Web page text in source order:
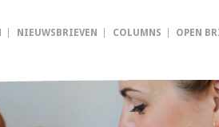
NIEUWSBRIEVEN COLUMNS OPEN